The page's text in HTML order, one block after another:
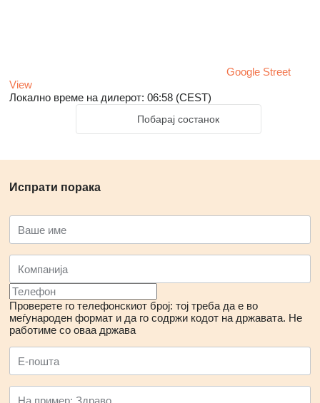
Google Street
View
Локално време на дилерот: 06:58 (CEST)
Побарај состанок
Испрати порака
Проверете го телефонскиот број: тој треба да е во
меѓународен формат и да го содржи кодот на државата. Не
работиме со оваа држава